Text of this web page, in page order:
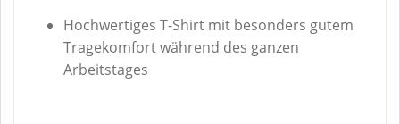
Hochwertiges T-Shirt mit besonders gutem
Tragekomfort während des ganzen
Arbeitstages